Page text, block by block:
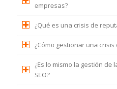
empresas?
¿Qué es una crisis de
¿Cómo gestionar una
¿Es lo mismo la gestión de
SEO?